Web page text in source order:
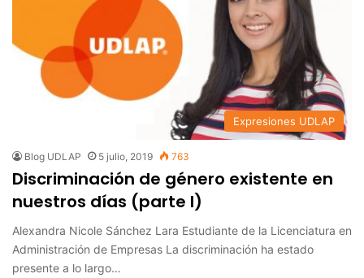
Expresiones UDLAP
Blog UDLAP 5 julio, 2019 763
Discriminación de género existente en
nuestros días (parte I)
Alexandra Nicole Sánchez Lara Estudiante de la Licenciatura en
Administración de Empresas La discriminación ha estado
presente a lo largo…